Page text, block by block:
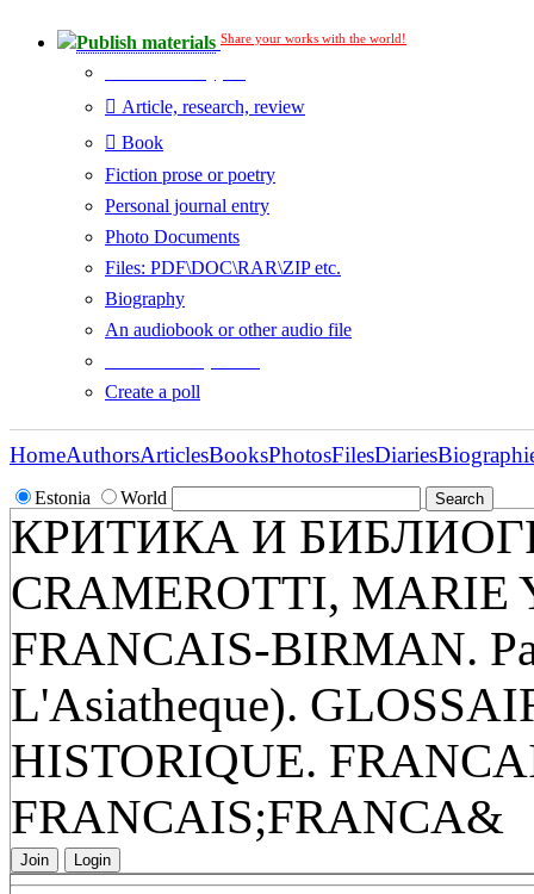
Publish materials Share your works with the world!
Article, research, review
Book
Fiction prose or poetry
Personal journal entry
Photo Documents
Files: PDF\DOC\RAR\ZIP etc.
Biography
An audiobook or other audio file
Create a poll
Estonia World
HomeAuthorsArticlesBooksPhotosFilesDiaries
КРИТИКА И
CRAMEROTTI,
FRANCAIS-BIRMAN.
L'Asiatheque).
HISTORIQUE.
FRANCAIS;FRANCA&
Join Login